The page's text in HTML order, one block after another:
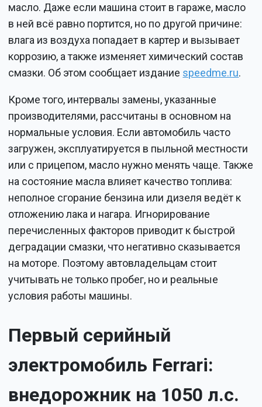
масло. Даже если машина стоит в гараже, масло
в ней всё равно портится, но по другой причине:
влага из воздуха попадает в картер и вызывает
коррозию, а также изменяет химический состав
смазки. Об этом сообщает издание speedme.ru.
Кроме того, интервалы замены, указанные
производителями, рассчитаны в основном на
нормальные условия. Если автомобиль часто
загружен, эксплуатируется в пыльной местности
или с прицепом, масло нужно менять чаще. Также
на состояние масла влияет качество топлива:
неполное сгорание бензина или дизеля ведёт к
отложению лака и нагара. Игнорирование
перечисленных факторов приводит к быстрой
деградации смазки, что негативно сказывается
на моторе. Поэтому автовладельцам стоит
учитывать не только пробег, но и реальные
условия работы машины.
Первый серийный
электромобиль Ferrari:
внедорожник на 1050 л.с.